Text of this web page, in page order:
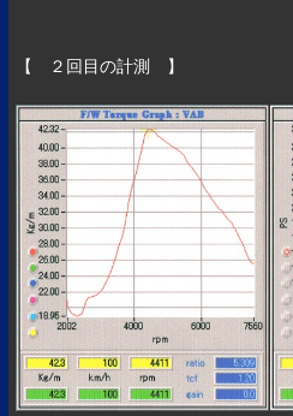
【 ２回目の計測 】